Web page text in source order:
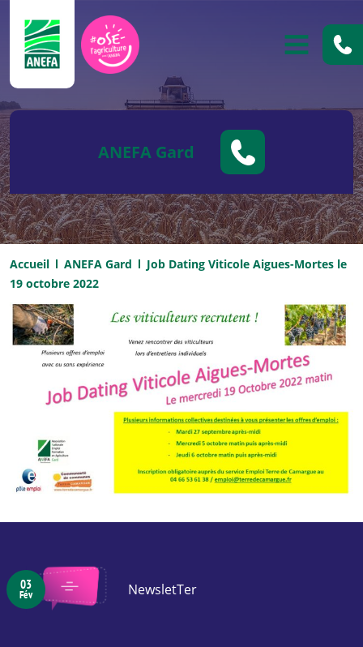
OUVRIR
ANEFA Gard
Accueil ANEFA Gard
Job Dating Viticole Aigues-Mortes le
19 octobre 2022
03
Fév NewsletTer